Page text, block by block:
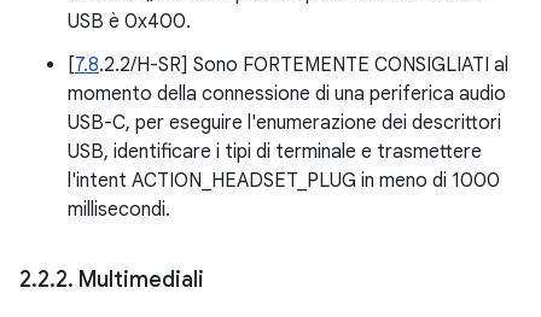
USB è 0x400.
[7.8.2.2/H-SR] Sono FORTEMENTE CONSIGLIATI al
momento della connessione di una periferica audio
USB-C, per eseguire l'enumerazione dei descrittori
USB, identificare i tipi di terminale e trasmettere
l'intent ACTION_HEADSET_PLUG in meno di 1000
millisecondi.
2.2.2. Multimediali